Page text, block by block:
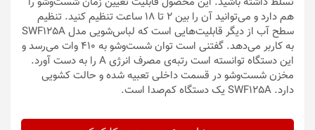
هم دارد و می‌توانید آن را بین 2 تا 18 ساعت تنظیم کنید. تنظیم
سطح آب از دیگر قابلیت‌هایی است که لباس‌شویی مدل SWF125A
به کاربر می‌دهد. گفتنی است توان شست‌وشو به 410 وات می‎‌رسد و
این دستگاه توانسته است رتبه‌ی مصرف انرژی A را به دست آورد.
مخزن شست‌وشو در قسمت داخلی تعبیه شده و حالت کشویی
دارد. SWF125A یک دستگاه کم‌صدا است.